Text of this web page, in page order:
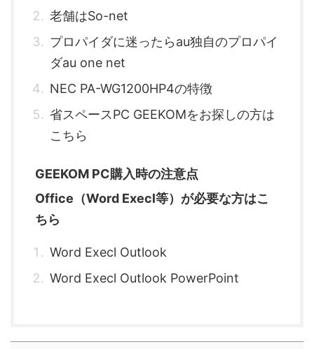
老舗はSo-net
プロパイダに迷ったらau独自のプロパイ
ダau one net
NEC PA-WG1200HP4の特徴
省スペースPC GEEKOMをお探しの方は
こちら
GEEKOM PC購入時の注意点
Office（Word Execl等）が必要な方はこ
ちら
Word Execl Outlook
Word Execl Outlook PowerPoint